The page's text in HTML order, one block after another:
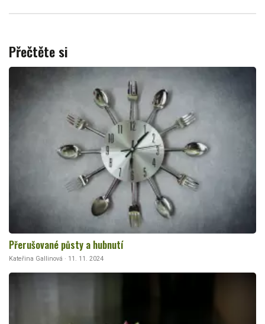
Přečtěte si
Přerušované půsty a hubnutí
Kateřina Gallinová · 11. 11. 2024